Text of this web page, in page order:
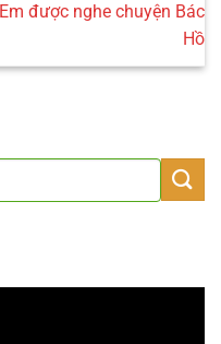
Em được nghe chuyện Bác
Hồ